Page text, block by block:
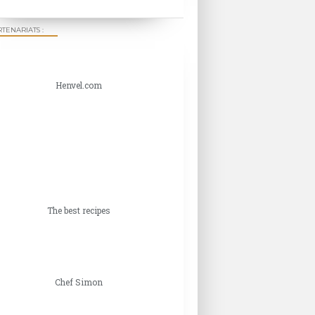
:
Henvel.com
The best recipes
Chef Simon